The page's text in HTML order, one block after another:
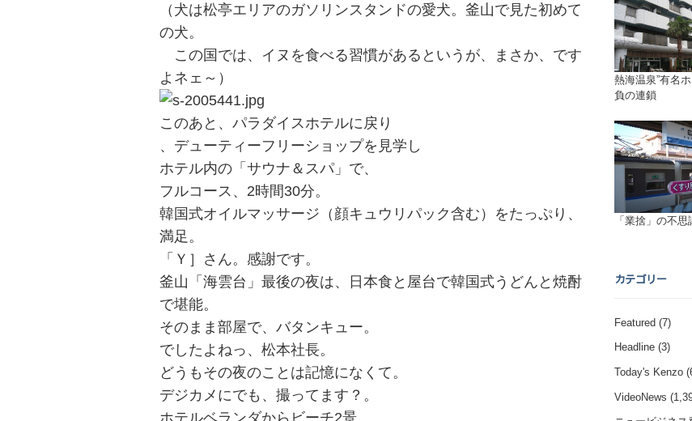
（犬は松亭エリアのガソリンスタンドの愛犬。釜山で見た初めて
の犬。
この国では、イヌを食べる習慣があるというが、まさか、です
よネェ～）
このあと、パラダイスホテルに戻り
、デューティーフリーショップを見学し
ホテル内の「サウナ＆スパ」で、
フルコース、2時間30分。
韓国式オイルマッサージ（顔キュウリパック含む）をたっぷり、
満足。
「Ｙ］さん。感謝です。
釜山「海雲台」最後の夜は、日本食と屋台で韓国式うどんと焼酎
で堪能。
そのまま部屋で、バタンキュー。
でしたよねっ、松本社長。
どうもその夜のことは記憶になくて。
デジカメにでも、撮ってます？。
ホテルベランダからビーチ2景。
熱海温泉”有名
負の連鎖
「業捨」の不
カテゴリー
Featured(7)
Headline(3)
Today's Kenzo
VideoNews